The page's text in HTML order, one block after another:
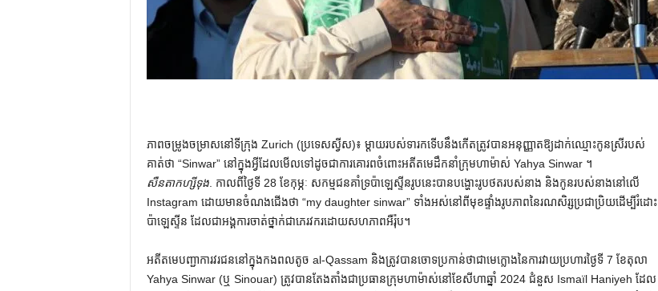
ភាពចម្រូងចម្រាសនៅទីក្រុង Zurich (ប្រទេសស្វីស)៖ ម្តាយរបស់ទារកទើបនឹងកើតត្រូវបានអនុញ្ញាតឱ្យដាក់ឈ្មោះកូនស្រីរបស់
គាត់ថា “Sinwar” នៅក្នុងអ្វីដែលមើលទៅដូចជាការគោរពចំពោះអតីតមេដឹកនាំក្រុមហាម៉ាស់ Yahya Sinwar ។
សឺនតាកហ្សីទុង. កាលពីថ្ងៃទី 28 ខែកុម្ភៈ សកម្មជនគាំទ្រប៉ាឡេស្ទីនរូបនេះបានបង្ហោះរូបថតរបស់នាង និងកូនរបស់នាងនៅលើ
Instagram ដោយមានចំណងជើងថា “my daughter sinwar” ទាំងអស់នៅពីមុខផ្ទាំងរូបភាពនៃរណសិរ្សប្រជាប្រិយដើម្បីរំដោះ
ប៉ាឡេស្ទីន ដែលជាអង្គការចាត់ថ្នាក់ជាភេរវករដោយសហភាពអឺរ៉ុប។
អតីតមេបញ្ជាការវរជននៅក្នុងកងពលតូច al-Qassam និងត្រូវបានចោទប្រកាន់ថាជាមេក្លោងនៃការវាយប្រហារថ្ងៃទី 7 ខែតុលា
Yahya Sinwar (ឬ Sinouar) ត្រូវបានតែងតាំងជាប្រធានក្រុមហាម៉ាស់នៅខែសីហាឆ្នាំ 2024 ជំនួស Ismaïl Haniyeh ដែល